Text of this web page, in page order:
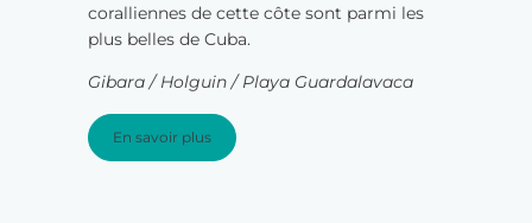
coralliennes de cette côte sont parmi les
plus belles de Cuba.
Gibara / Holguin / Playa Guardalavaca
En savoir plus